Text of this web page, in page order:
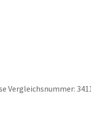
Vergleichsnummer: